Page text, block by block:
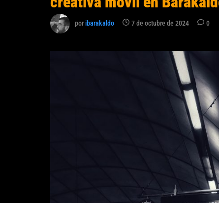
poribarakaldo 7 de octubre de 2024 0